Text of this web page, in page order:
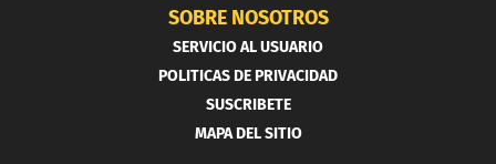
SOBRE NOSOTROS
SERVICIO AL USUARIO
POLITICAS DE PRIVACIDAD
SUSCRIBETE
MAPA DEL SITIO